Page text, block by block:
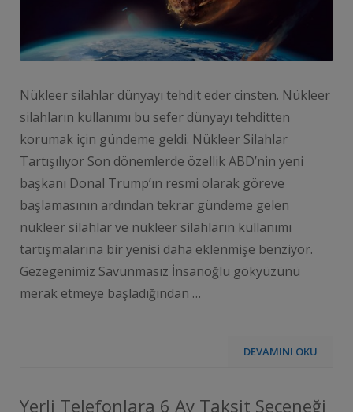
Nükleer silahlar dünyayı tehdit eder cinsten. Nükleer
silahların kullanımı bu sefer dünyayı tehditten
korumak için gündeme geldi. Nükleer Silahlar
Tartışılıyor Son dönemlerde özellik ABD’nin yeni
başkanı Donal Trump’ın resmi olarak göreve
başlamasının ardından tekrar gündeme gelen
nükleer silahlar ve nükleer silahların kullanımı
tartışmalarına bir yenisi daha eklenmişe benziyor.
Gezegenimiz Savunmasız İnsanoğlu gökyüzünü
merak etmeye başladığından …
DEVAMINI OKU
Yerli Telefonlara 6 Ay Taksit Seçeneği